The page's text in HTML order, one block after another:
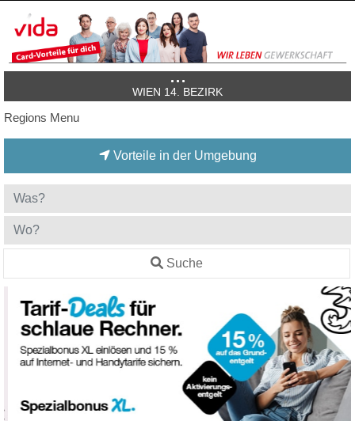
WIEN 14. BEZIRK
Regions Menu
Vorteile in der Umgebung
Suche